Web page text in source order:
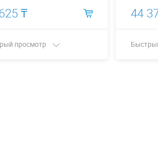
₸
просмотр
44